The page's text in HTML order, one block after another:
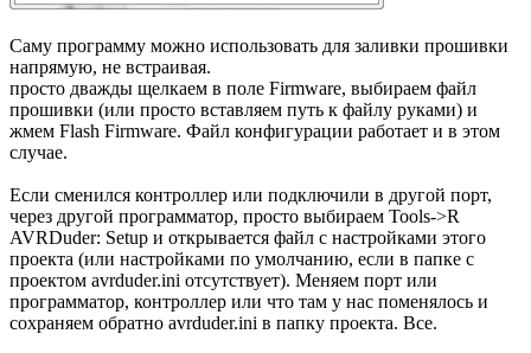
Саму программу можно использовать для заливки прошивки
напрямую, не встраивая.
просто дважды щелкаем в поле Firmware, выбираем файл
прошивки (или просто вставляем путь к файлу руками) и
жмем Flash Firmware. Файл конфигурации работает и в этом
случае.
Если сменился контроллер или подключили в другой порт,
через другой программатор, просто выбираем Tools->R
AVRDuder: Setup и открывается файл с настройками этого
проекта (или настройками по умолчанию, если в папке с
проектом avrduder.ini отсутствует). Меняем порт или
программатор, контроллер или что там у нас поменялось и
сохраняем обратно avrduder.ini в папку проекта. Все.